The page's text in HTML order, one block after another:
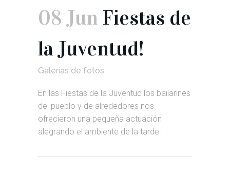
08 Jun Fiestas de
la Juventud!
Galerías de fotos
En las Fiestas de la Juventud los bailarines
del pueblo y de alrededores nos
ofrecieron una pequeña actuación
alegrando el ambiente de la tarde.